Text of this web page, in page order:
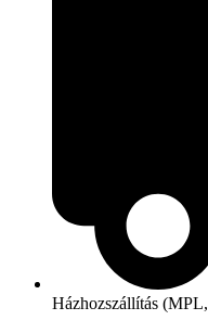
Házhozszállítás